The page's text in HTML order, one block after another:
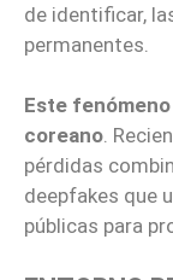
de identificar,
permanentes.
Este
coreano.
pérdidas
deepfakes que
públicas para